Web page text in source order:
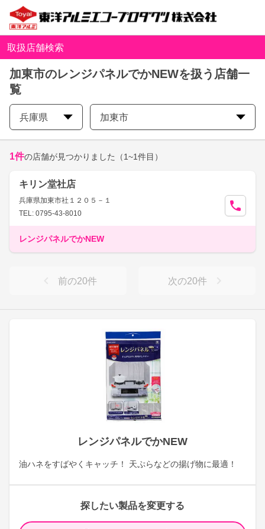
取扱店舗検索
加東市のレンジパネルでかNEWを扱う店舗一
覧
兵庫県 加東市
レンジパネルでかNEW
油ハネをすばやくキャッチ！ 天ぷらなどの揚げ物に最適！
探したい製品を変更する
1件の店舗が見つかりました （1~1件目）
キリン堂社店
兵庫県加東市社１２０５－１
TEL: 0795-43-8010
レンジパネルでかNEW
前の20件 次の20件